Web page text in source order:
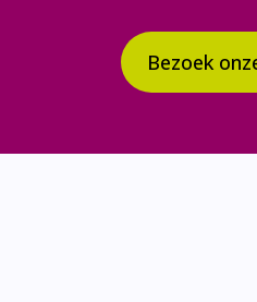
Bezoek